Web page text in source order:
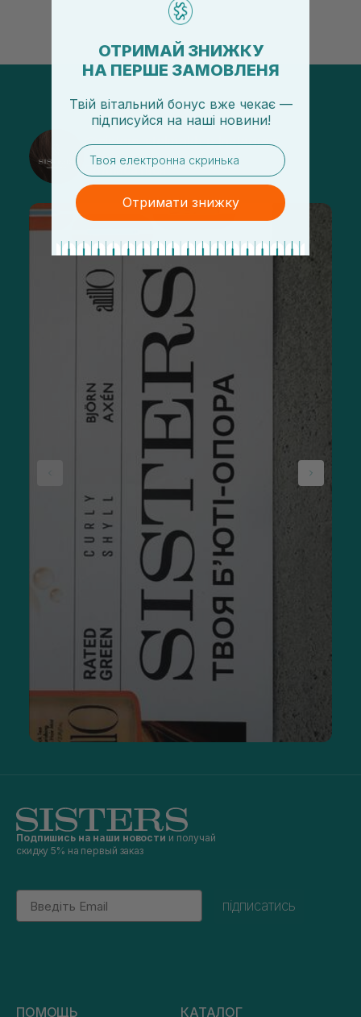
@sisters_stelmakh в Instagram
Подписаться
Подпишись на наши новости и получай
скидку 5% на первый заказ
Email
підписатись
ПОМОЩЬ КАТАЛОГ
ОТРИМАЙ ЗНИЖКУ
НА ПЕРШЕ ЗАМОВЛЕНЯ
Твій вітальний бонус вже чекає —
підписуйся на наші новини!
email
Отримати знижку